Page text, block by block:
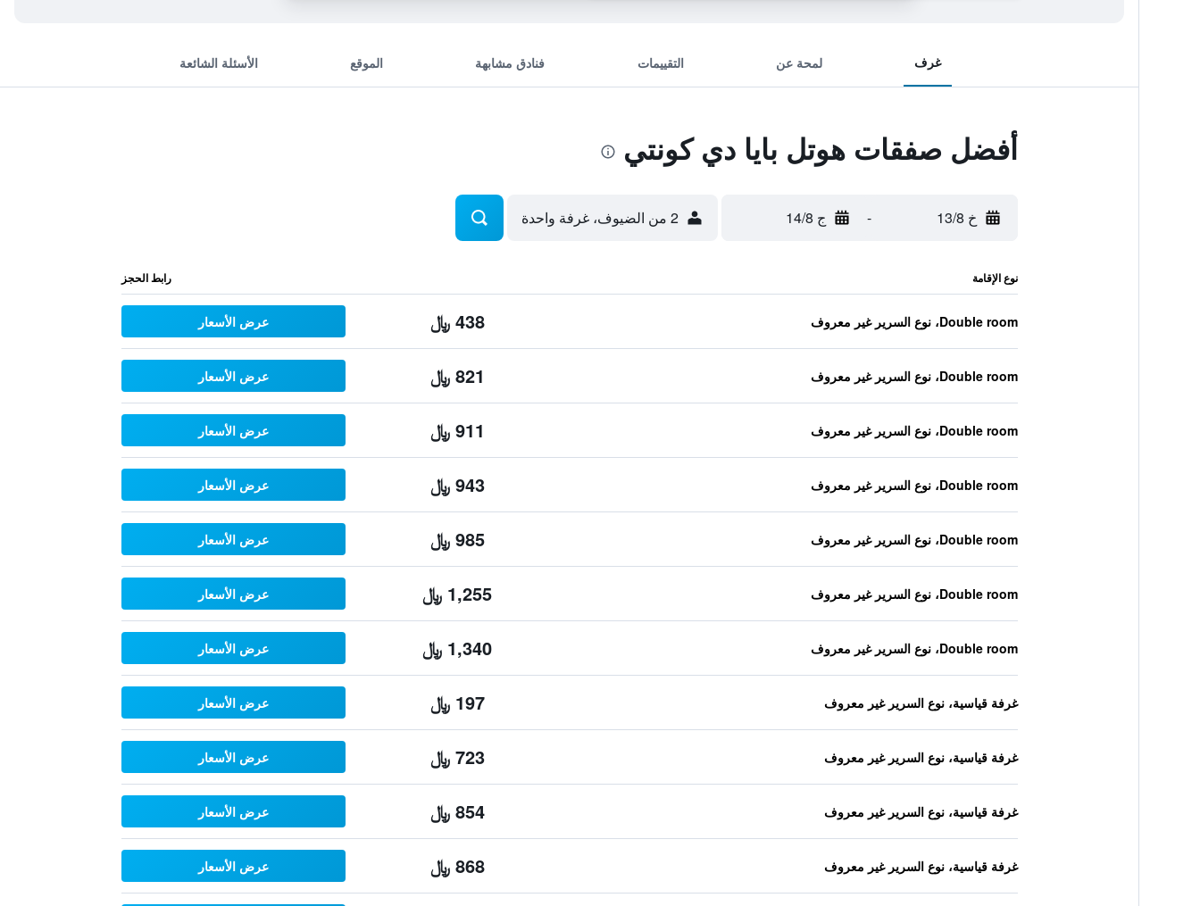
غرف لمحة عن التقييمات فنادق مشابهة الموقع الأسئلة الشائعة
أفضل صفقات هوتل بايا دي كونتي
خ 13/8 - ج 14/8 2 من الضيوف، غرفة واحدة
نوع الإقامة رابط الحجز
Double room، نوع السرير غير معروف 438 ﷼ عرض الأسعار
Double room، نوع السرير غير معروف 821 ﷼ عرض الأسعار
Double room، نوع السرير غير معروف 911 ﷼ عرض الأسعار
Double room، نوع السرير غير معروف 943 ﷼ عرض الأسعار
Double room، نوع السرير غير معروف 985 ﷼ عرض الأسعار
Double room، نوع السرير غير معروف 1,255 ﷼ عرض الأسعار
Double room، نوع السرير غير معروف 1,340 ﷼ عرض الأسعار
غرفة قياسية، نوع السرير غير معروف 197 ﷼ عرض الأسعار
غرفة قياسية، نوع السرير غير معروف 723 ﷼ عرض الأسعار
غرفة قياسية، نوع السرير غير معروف 854 ﷼ عرض الأسعار
غرفة قياسية، نوع السرير غير معروف 868 ﷼ عرض الأسعار